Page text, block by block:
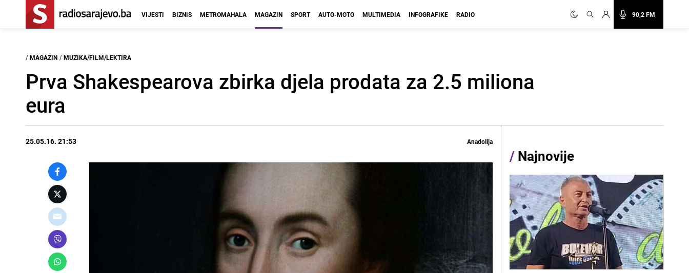
90,2 FM
VIJESTI BIZNIS METROMAHALA MAGAZIN SPORT AUTO-MOTO MULTIMEDIA INFOGRAFIKE RADIO
/ MAGAZIN / MUZIKA/FILM/LEKTIRA
Prva Shakespearova zbirka djela prodata za 2.5 miliona
eura
25.05.16. 21:53 Anadolija
/ Najnovije